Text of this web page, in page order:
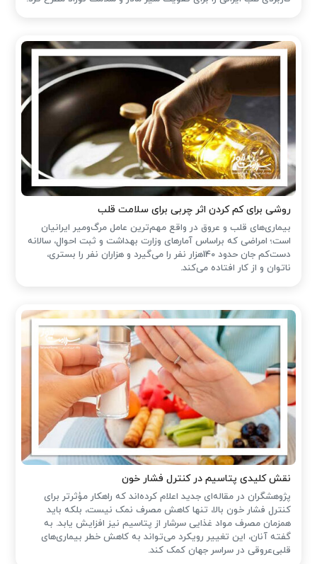
روشی برای کم کردن اثر چربی برای سلامت قلب
بیماری‌های قلب و عروق در واقع مهم‌ترین عامل مرگ‌ومیر ایرانیان
است؛ امراضی که براساس آمارهای وزارت بهداشت و ثبت احوال، سالانه
دست‌کم جان حدود 140هزار نفر را می‌گیرد و هزاران نفر را بستری،
ناتوان و از کار افتاده می‌کند.
نقش کلیدی پتاسیم در کنترل فشار خون
پژوهشگران در مقاله‌ای جدید اعلام کرده‌اند که راهکار مؤثرتر برای
کنترل فشار خون بالا، تنها کاهش مصرف نمک نیست، بلکه باید
همزمان مصرف مواد غذایی سرشار از پتاسیم نیز افزایش یابد. به
گفته آنان، این تغییر رویکرد می‌تواند به کاهش خطر بیماری‌های
قلبی‌عروقی در سراسر جهان کمک کند.